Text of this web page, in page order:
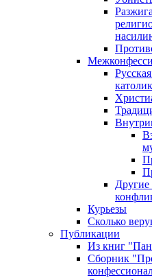
Другие
Курьезы
Сколько
Публикации
Из книг
Сборник